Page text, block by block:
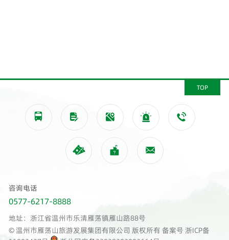
TOP
    
  
咨询电话
0577-6217-8888
地址：浙江省温州市乐清雁荡镇雁山路88号
© 温州市雁荡山旅游发展集团有限公司 版权所有 备案号浙ICP备